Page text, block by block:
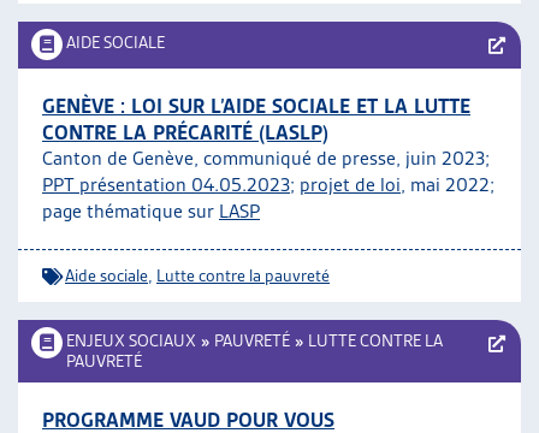
AIDE SOCIALE
GENÈVE : LOI SUR L’AIDE SOCIALE ET LA LUTTE
CONTRE LA PRÉCARITÉ (LASLP)
Canton de Genève, communiqué de presse, juin 2023;
PPT présentation 04.05.2023; projet de loi, mai 2022;
page thématique sur LASP
Aide sociale Lutte contre la pauvreté
ENJEUX SOCIAUX » PAUVRETÉ » LUTTE CONTRE LA
PAUVRETÉ
PROGRAMME VAUD POUR VOUS